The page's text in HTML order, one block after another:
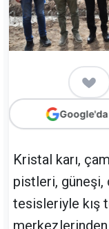
Kristal karı,
pistleri, güneşi,
tesisleriyle kış